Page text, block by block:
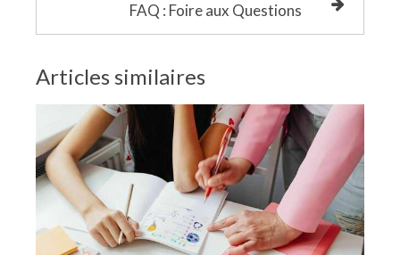
FAQ : Foire aux Questions
Articles similaires